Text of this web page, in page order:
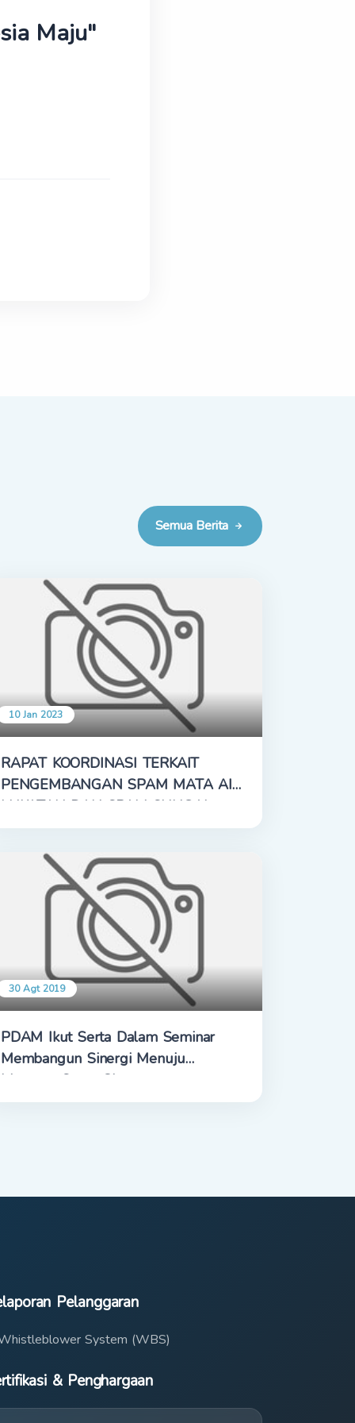
Maju"
Semua Berita
10 Jan 2023
RAPAT KOORDINASI TERKAIT
PENGEMBANGAN SPAM MATA AIR
LUKATAN DAN SPAM SUNGAI
DODOKAN
30 Agt 2019
PDAM Ikut Serta Dalam Seminar
Membangun Sinergi Menuju
Mataram Sport City
Pelanggaran
System (WBS)
& Penghargaan